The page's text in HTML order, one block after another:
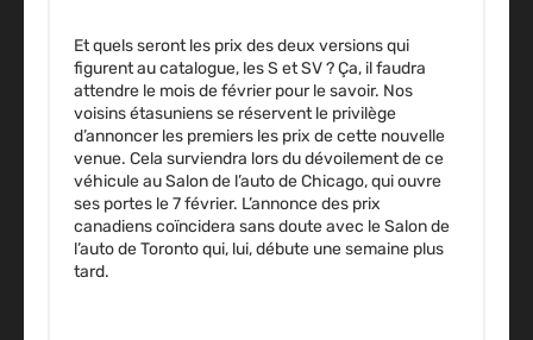
Et quels seront les prix des deux versions qui
figurent au catalogue, les S et SV ? Ça, il faudra
attendre le mois de février pour le savoir. Nos
voisins étasuniens se réservent le privilège
d’annoncer les premiers les prix de cette nouvelle
venue. Cela surviendra lors du dévoilement de ce
véhicule au Salon de l’auto de Chicago, qui ouvre
ses portes le 7 février. L’annonce des prix
canadiens coïncidera sans doute avec le Salon de
l’auto de Toronto qui, lui, débute une semaine plus
tard.